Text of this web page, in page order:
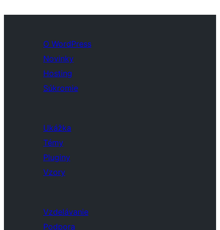
O WordPress
Novinky
Hosting
Súkromie
Ukážka
Témy
Pluginy
Vzory
Vzdelávanie
Podpora